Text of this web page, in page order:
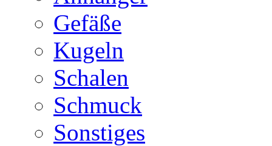
Gefäße
Kugeln
Schalen
Schmuck
Sonstiges